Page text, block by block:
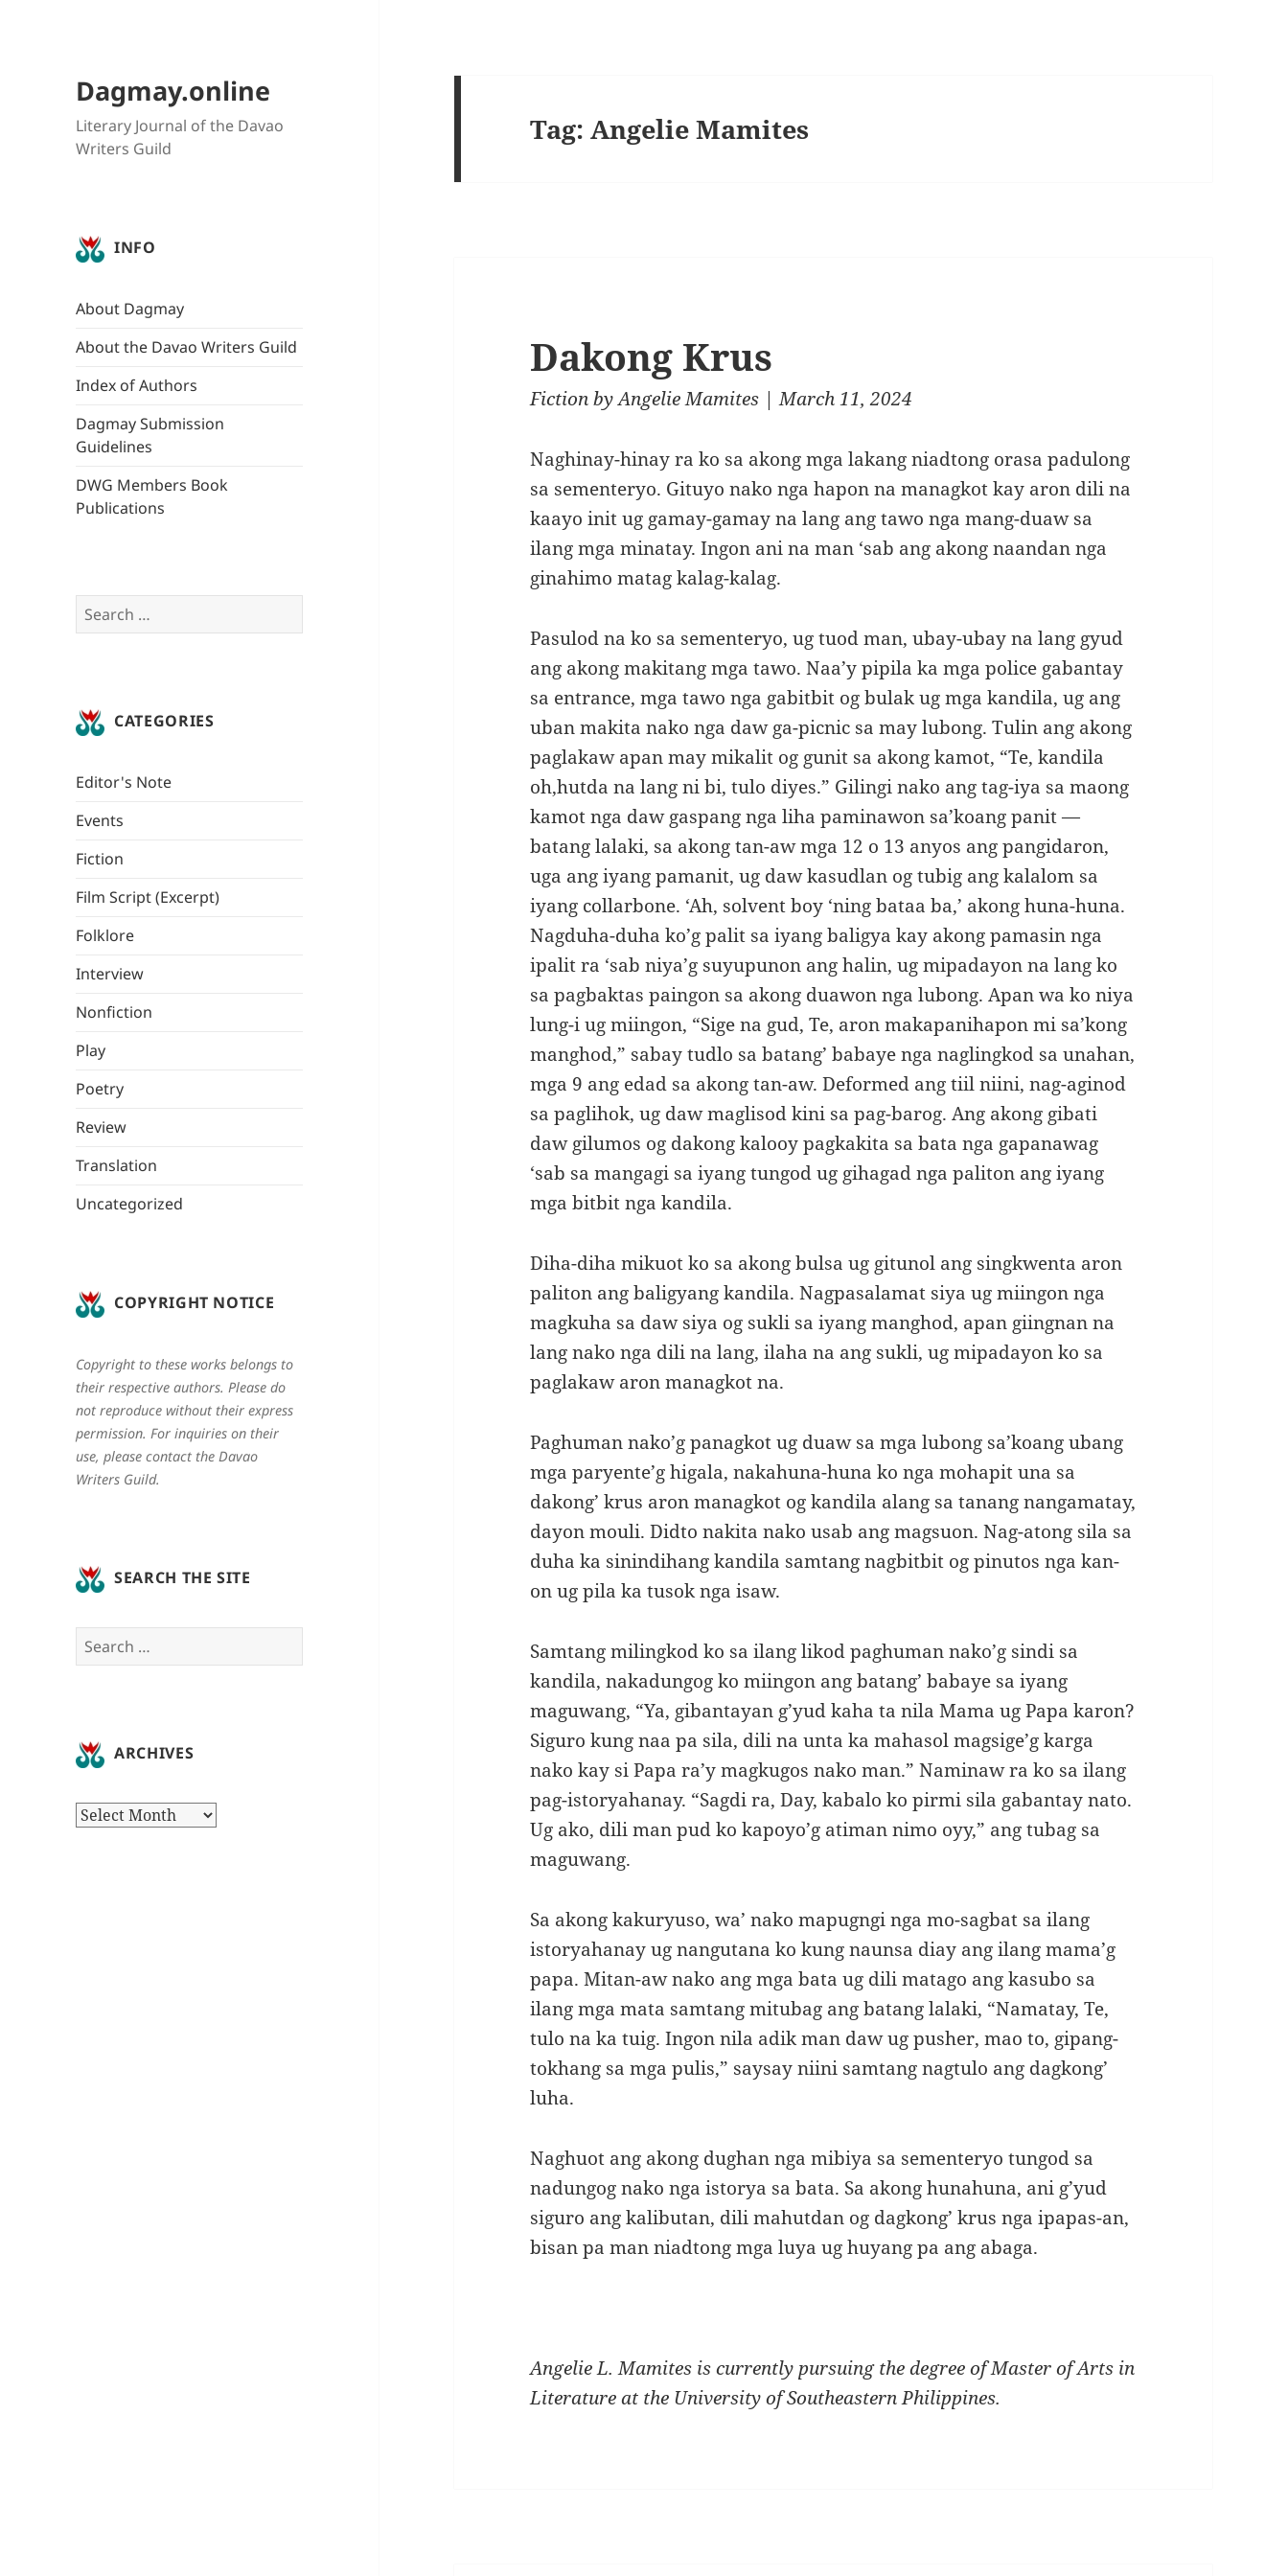
Dagmay.online
Literary Journal of the Davao
Writers Guild
INFO
About Dagmay
About the Davao Writers Guild
Index of Authors
Dagmay Submission
Guidelines
DWG Members Book
Publications
Search
for:
CATEGORIES
Editor's Note
Events
Fiction
Film Script (Excerpt)
Folklore
Interview
Nonfiction
Play
Poetry
Review
Translation
Uncategorized
COPYRIGHT NOTICE
Copyright to these works belongs to
their respective authors. Please do
not reproduce without their express
permission. For inquiries on their
use, please contact the Davao
Writers Guild.
SEARCH THE SITE
Search
for:
ARCHIVES
Archives
Tag:Angelie Mamites
Dakong Krus
FictionbyAngelie Mamites | March 11, 2024
Naghinay-hinay ra ko sa akong mga lakang niadtong orasa padulong
sa sementeryo. Gituyo nako nga hapon na managkot kay aron dili na
kaayo init ug gamay-gamay na lang ang tawo nga mang-duaw sa
ilang mga minatay. Ingon ani na man ‘sab ang akong naandan nga
ginahimo matag kalag-kalag.
Pasulod na ko sa sementeryo, ug tuod man, ubay-ubay na lang gyud
ang akong makitang mga tawo. Naa’y pipila ka mga police gabantay
sa entrance, mga tawo nga gabitbit og bulak ug mga kandila, ug ang
uban makita nako nga daw ga-picnic sa may lubong. Tulin ang akong
paglakaw apan may mikalit og gunit sa akong kamot, “Te, kandila
oh,hutda na lang ni bi, tulo diyes.” Gilingi nako ang tag-iya sa maong
kamot nga daw gaspang nga liha paminawon sa’koang panit —
batang lalaki, sa akong tan-aw mga 12 o 13 anyos ang pangidaron,
uga ang iyang pamanit, ug daw kasudlan og tubig ang kalalom sa
iyang collarbone. ‘Ah, solvent boy ‘ning bataa ba,’ akong huna-huna.
Nagduha-duha ko’g palit sa iyang baligya kay akong pamasin nga
ipalit ra ‘sab niya’g suyupunon ang halin, ug mipadayon na lang ko
sa pagbaktas paingon sa akong duawon nga lubong. Apan wa ko niya
lung-i ug miingon, “Sige na gud, Te, aron makapanihapon mi sa’kong
manghod,” sabay tudlo sa batang’ babaye nga naglingkod sa unahan,
mga 9 ang edad sa akong tan-aw. Deformed ang tiil niini, nag-aginod
sa paglihok, ug daw maglisod kini sa pag-barog. Ang akong gibati
daw gilumos og dakong kalooy pagkakita sa bata nga gapanawag
‘sab sa mangagi sa iyang tungod ug gihagad nga paliton ang iyang
mga bitbit nga kandila.
Diha-diha mikuot ko sa akong bulsa ug gitunol ang singkwenta aron
paliton ang baligyang kandila. Nagpasalamat siya ug miingon nga
magkuha sa daw siya og sukli sa iyang manghod, apan giingnan na
lang nako nga dili na lang, ilaha na ang sukli, ug mipadayon ko sa
paglakaw aron managkot na.
Paghuman nako’g panagkot ug duaw sa mga lubong sa’koang ubang
mga paryente’g higala, nakahuna-huna ko nga mohapit una sa
dakong’ krus aron managkot og kandila alang sa tanang nangamatay,
dayon mouli. Didto nakita nako usab ang magsuon. Nag-atong sila sa
duha ka sinindihang kandila samtang nagbitbit og pinutos nga kan-
on ug pila ka tusok nga isaw.
Samtang milingkod ko sa ilang likod paghuman nako’g sindi sa
kandila, nakadungog ko miingon ang batang’ babaye sa iyang
maguwang, “Ya, gibantayan g’yud kaha ta nila Mama ug Papa karon?
Siguro kung naa pa sila, dili na unta ka mahasol magsige’g karga
nako kay si Papa ra’y magkugos nako man.” Naminaw ra ko sa ilang
pag-istoryahanay. “Sagdi ra, Day, kabalo ko pirmi sila gabantay nato.
Ug ako, dili man pud ko kapoyo’g atiman nimo oyy,” ang tubag sa
maguwang.
Sa akong kakuryuso, wa’ nako mapugngi nga mo-sagbat sa ilang
istoryahanay ug nangutana ko kung naunsa diay ang ilang mama’g
papa. Mitan-aw nako ang mga bata ug dili matago ang kasubo sa
ilang mga mata samtang mitubag ang batang lalaki, “Namatay, Te,
tulo na ka tuig. Ingon nila adik man daw ug pusher, mao to, gipang-
tokhang sa mga pulis,” saysay niini samtang nagtulo ang dagkong’
luha.
Naghuot ang akong dughan nga mibiya sa sementeryo tungod sa
nadungog nako nga istorya sa bata. Sa akong hunahuna, ani g’yud
siguro ang kalibutan, dili mahutdan og dagkong’ krus nga ipapas-an,
bisan pa man niadtong mga luya ug huyang pa ang abaga.
Angelie L. Mamites is currently pursuing the degree of Master of Arts in
Literature at the University of Southeastern Philippines.